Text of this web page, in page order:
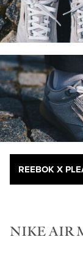
REEBOK X
NIKE AIR